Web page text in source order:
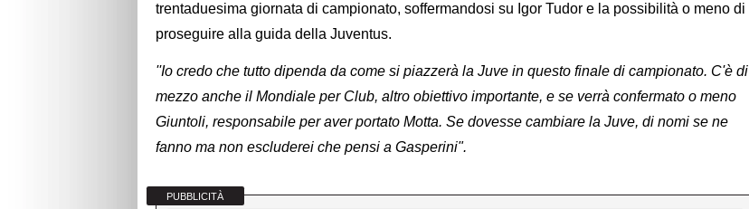
trentaduesima giornata di campionato, soffermandosi su Igor Tudor e la possibilità o meno di
proseguire alla guida della Juventus.
''Io credo che tutto dipenda da come si piazzerà la Juve in questo finale di campionato. C'è di
mezzo anche il Mondiale per Club, altro obiettivo importante, e se verrà confermato o meno
Giuntoli, responsabile per aver portato Motta. Se dovesse cambiare la Juve, di nomi se ne
fanno ma non escluderei che pensi a Gasperini".
PUBBLICITÀ